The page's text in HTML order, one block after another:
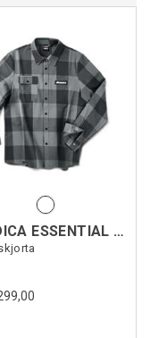
NORDICA ESSENTIAL FLEECE